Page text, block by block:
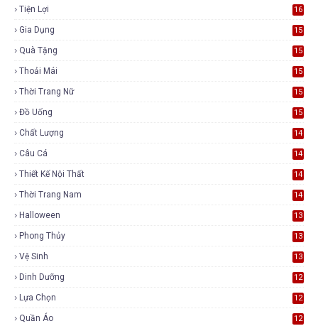
Tiện Lợi 16
Gia Dụng 15
Quà Tặng 15
Thoải Mái 15
Thời Trang Nữ 15
Đồ Uống 15
Chất Lượng 14
Câu Cá 14
Thiết Kế Nội Thất 14
Thời Trang Nam 14
Halloween 13
Phong Thủy 13
Vệ Sinh 13
Dinh Dưỡng 12
Lựa Chọn 12
Quần Áo 12